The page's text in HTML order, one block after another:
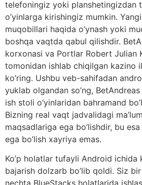
telefoningiz yoki planshetingizdan
o’yinlarga kirishingiz mumkin.
muqobillari haqida o’ynash yoki
boshqa vaqtda qabul qilishdir.
korxonasi va Portlar Robert Julian
tomonidan ishlab chiqilgan kazino
ko’ring. Ushbu veb-sahifadan
yuklab olgandan so’ng,
ish stoli o’yinlaridan bahramand
Bizning real vaqt jadvalidagi
maqsadlariga ega bo’lishdir, bu
ega bo’lish xayriya emas.
Ko’p holatlar tufayli Android ichida
bajarish dolzarb bo’lib qoldi. Siz